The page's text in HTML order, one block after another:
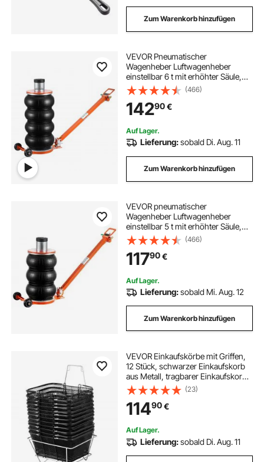
Zum Warenkorb hinzufügen
VEVOR Pneumatischer
Wagenheber Luftwagenheber
einstellbar 6 t mit erhöhter Säule,
leicht anzuhebender und
platzsparender Wagenheber mit
dicker Gummiauflage & langem
Griff, für Limousine SUV Pickup
(466)
14290€
Auf Lager.
Lieferung:sobald Di. Aug. 11
Zum Warenkorb hinzufügen
VEVOR pneumatischer
Wagenheber Luftwagenheber
einstellbar 5 t mit erhöhter Säule,
leicht anzuhebender und
platzsparender Wagenheber mit
dicker Gummiauflage & langem
Griff, für Limousine SUV Pickup
(466)
11790€
Auf Lager.
Lieferung:sobald Mi. Aug. 12
Zum Warenkorb hinzufügen
VEVOR Einkaufskörbe mit Griffen,
12 Stück, schwarzer Einkaufskorb
aus Metall, tragbarer Einkaufskorb
aus Draht, schwarzes
Einkaufskorb-Set aus Drahtgeflecht
für Supermärkte,
Einzelhandelsgeschäfte,
Lebensmitteleinkauf, Schwarz
(23)
11490€
Auf Lager.
Lieferung:sobald Di. Aug. 11